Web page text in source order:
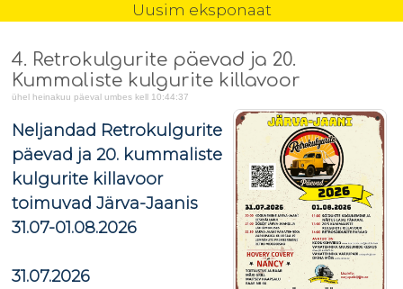
Uusim eksponaat
4. Retrokulgurite päevad ja 20.
Kummaliste kulgurite killavoor
ühel heinakuu päeval umbes kell 10:44:37
Neljandad Retrokulgurite
päevad ja 20. kummaliste
kulgurite killavoor
toimuvad Järva-Jaanis
31.07-01.08.2026
31.07.2026